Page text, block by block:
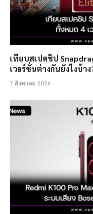
เทียบสเปคชิป
เวอร์ชั่นต่างกันยังไงบ้าง
7 สิงหาคม 2026